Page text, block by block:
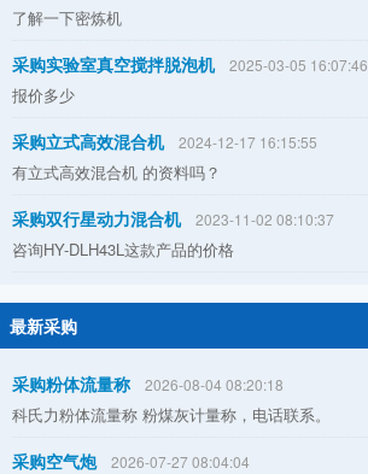
了解一下密炼机
采购实验室真空搅拌脱泡机 2025-03-05 16:07:46
报价多少
采购立式高效混合机 2024-12-17 16:15:55
有立式高效混合机 的资料吗？
采购双行星动力混合机 2023-11-02 08:10:37
咨询HY-DLH43L这款产品的价格
最新采购
采购粉体流量称 2026-08-04 08:20:18
科氏力粉体流量称 粉煤灰计量称，电话联系。
采购空气炮 2026-07-27 08:04:04